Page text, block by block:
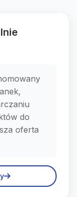
do
oferta